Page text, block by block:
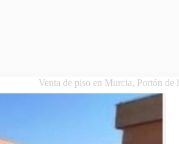
Venta de piso en Murcia, Portón de